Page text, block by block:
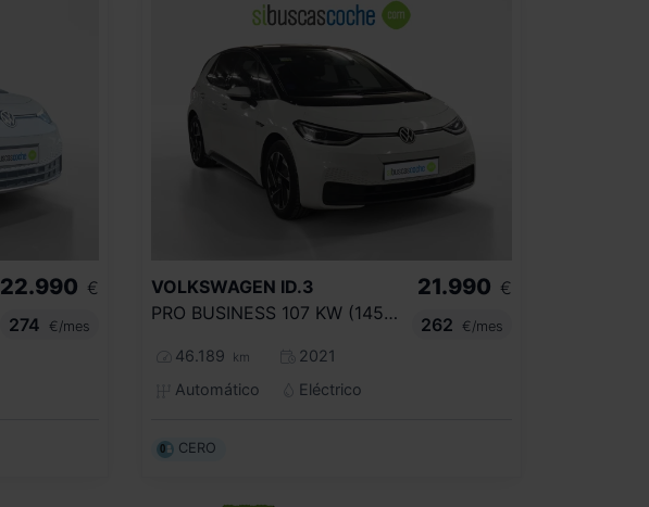
22.990 €
274
€/mes
VOLKSWAGEN ID.3
PRO BUSINESS 107 KW (145 CV) AUTOMÁTICO
46.189 km
2021
Automático
Eléctrico
21.990 €
262
€/mes
CERO